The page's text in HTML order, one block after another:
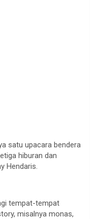
satu upacara bendera
hiburan dan
Hendaris.
tempat-tempat
misalnya monas,